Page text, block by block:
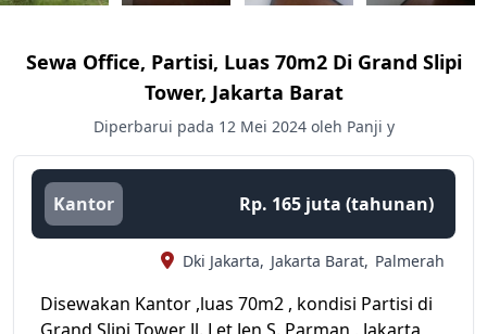
Sewa Office, Partisi, Luas 70m2 Di Grand Slipi
Tower, Jakarta Barat
Diperbarui pada 12 Mei 2024 oleh Panji y
Kantor Rp. 165 juta (tahunan)
Dki Jakarta, Jakarta Barat, Palmerah
Disewakan Kantor ,luas 70m2 , kondisi Partisi di